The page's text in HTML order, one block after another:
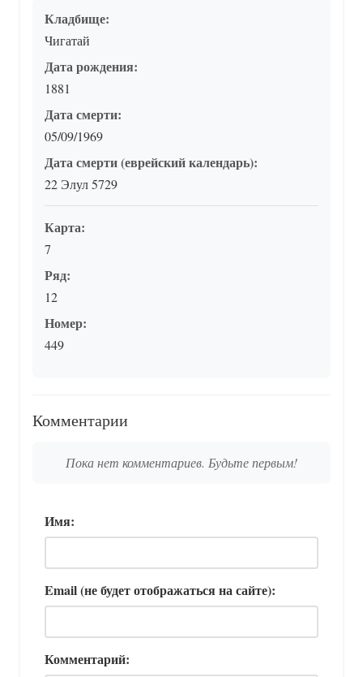
Кладбище:
Чигатай
Дата рождения:
1881
Дата смерти:
05/09/1969
Дата смерти (еврейский календарь):
22 Элул 5729
Карта:
7
Ряд:
12
Номер:
449
Комментарии
Пока нет комментариев. Будьте первым!
Имя:
Email (не будет отображаться на сайте):
Комментарий: